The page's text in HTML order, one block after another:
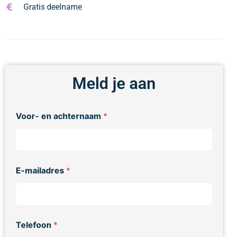
Gratis deelname
Meld je aan
Voor- en achternaam *
E-mailadres *
Telefoon *